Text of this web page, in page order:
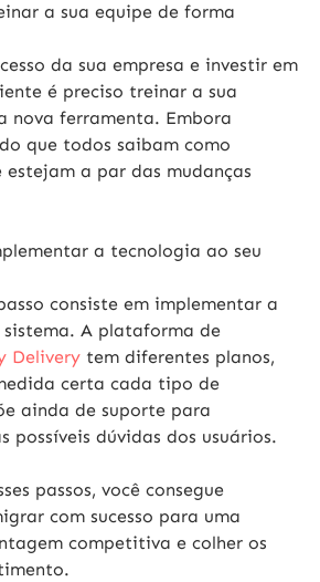
a sua equipe de forma
da sua empresa e investir em
é preciso treinar a sua
nova ferramenta. Embora
que todos saibam como
a par das mudanças
a tecnologia ao seu
consiste em implementar a
A plataforma de
Delivery tem diferentes planos,
certa cada tipo de
ainda de suporte para
possíveis dúvidas dos usuários.
passos, você consegue
com sucesso para uma
competitiva e colher os